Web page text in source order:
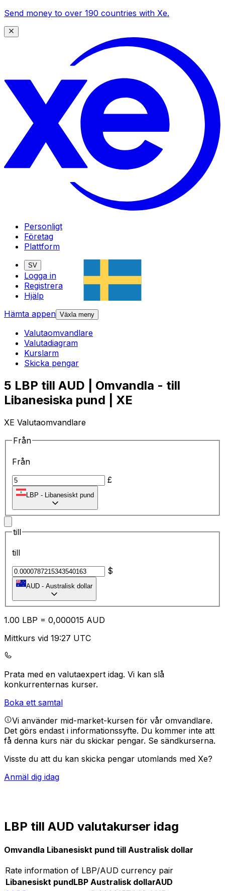
Send money to over 190 countries with Xe.
Personligt
Företag
Plattform
SV
Logga in
Registrera
Hjälp
Hämta appen Växla meny
Valutaomvandlare
Valutadiagram
Kurslarm
Skicka pengar
5 LBP till AUD | Omvandla - till
Libanesiska pund | XE
XE Valutaomvandlare
Från
Från
£
LBP - Libanesiskt pund
till
till
$
AUD - Australisk dollar
1.00 LBP = 0,000015 AUD
Mittkurs vid 19:27 UTC
Prata med en valutaexpert idag. Vi kan slå
konkurrenternas kurser.
Boka ett samtal
Vi använder mid-market-kursen för vår omvandlare.
Det görs endast i informationssyfte. Du kommer inte att
få denna kurs när du skickar pengar. Se sändkurserna.
Visste du att du kan skicka pengar utomlands med Xe?
Anmäl dig idag
LBP till AUD valutakurser idag
Omvandla Libanesiskt pund till Australisk dollar
Rate information of LBP/AUD currency pair
Libanesiskt pundLBP Australisk dollarAUD